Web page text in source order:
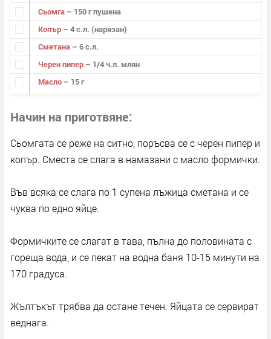
Сьомга – 150 г пушена
Копър – 4 с.л. (нарязан)
Сметана – 6 с.л.
Черен пипер – 1/4 ч.л. млян
Масло – 15 г
Начин на приготвяне
Сьомгата се реже на ситно, поръсва се с черен пипер и
копър. Сместа се слага в намазани с масло формички.
Във всяка се слага по 1 супена лъжица сметана и се
чуква по едно яйце.
Формичките се слагат в тава, пълна до половината с
гореща вода, и се пекат на водна баня 10-15 минути на
170 градуса.
Жълтъкът трябва да остане течен. Яйцата се сервират
веднага.